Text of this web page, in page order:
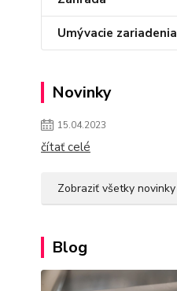
Umývacie zariadenia
Novinky
15.04.2023
čítať celé
Zobraziť všetky novinky
Blog